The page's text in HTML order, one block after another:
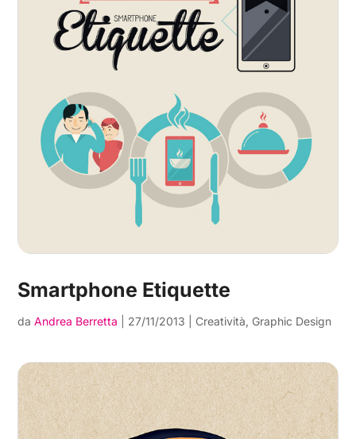
Smartphone Etiquette
daAndrea Berretta 27/11/2013 Creatività, Graphic Design